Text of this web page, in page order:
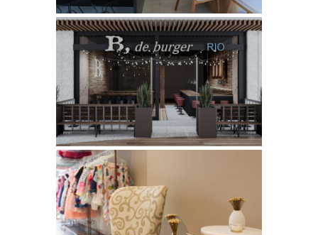
EXPANSÃO DA LANCHONETE
B DE BURGER – BARRA DA
TIJUCA
Comerciais
LOJA MOOI | CONTANDO UM
CONTO